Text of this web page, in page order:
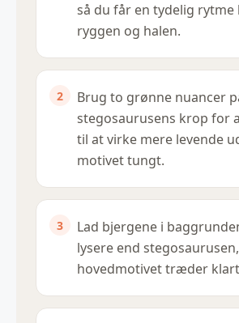
så du får en tydelig rytme
ryggen og halen.
Brug to grønne nuancer
stegosaurusens krop for
til at virke mere levende
motivet tungt.
Lad bjergene i
lysere end
hovedmotivet træder